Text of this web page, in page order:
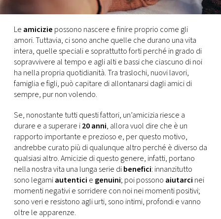
MONACO
RMC
CONSIGLIA
Le amicizie possono nascere e finire proprio come gli
amori. Tuttavia, ci sono anche quelle che durano una vita
intera, quelle speciali e soprattutto forti perché in grado di
sopravvivere al tempo e agli alti e bassi che ciascuno di noi
ha nella propria quotidianità. Tra traslochi, nuovi lavori,
famiglia e figli, può capitare di allontanarsi dagli amici di
sempre, pur non volendo.
Se, nonostante tutti questi fattori, un’amicizia riesce a
durare e a superare i20 anni, allora vuol dire che è un
rapporto importante e prezioso e, per questo motivo,
andrebbe curato più di qualunque altro perché è diverso da
qualsiasi altro. Amicizie di questo genere, infatti, portano
nella nostra vita una lunga serie dibenefici: innanzitutto
sono legamiautentici e genuini; poi possono aiutarci nei
momenti negativi e sorridere con noi nei momenti positivi;
sono veri e resistono agli urti, sono intimi, profondi e vanno
oltre le apparenze.